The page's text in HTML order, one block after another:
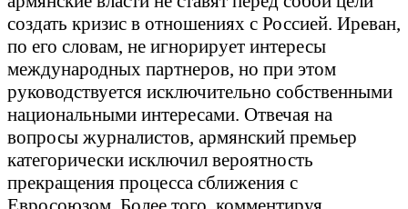
создать кризис в отношениях с Россией. Иреван,
по его словам, не игнорирует интересы
международных партнеров, но при этом
руководствуется исключительно собственными
национальными интересами. Отвечая на
вопросы журналистов, армянский премьер
категорически исключил вероятность
прекращения процесса сближения с